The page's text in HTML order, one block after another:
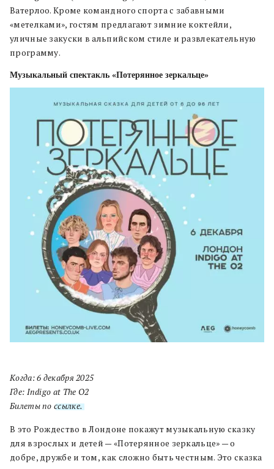
Ватерлоо. Кроме командного спорта с забавными
«метелками», гостям предлагают зимние коктейли,
уличные закуски в альпийском стиле и развлекательную
программу.
Музыкальный спектакль «Потерянное зеркальце»
Когда: 6 декабря 2025
Где: Indigo at The O2
Билеты по ссылке.
В это Рождество в Лондоне покажут музыкальную сказку
для взрослых и детей — «Потерянное зеркальце» — о
добре, дружбе и том, как сложно быть честным. Это сказка